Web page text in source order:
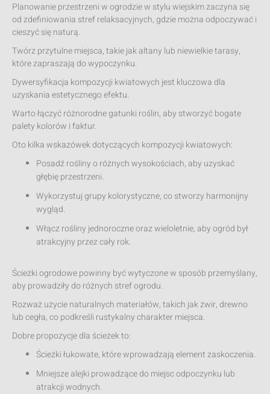
Planowanie przestrzeni w ogrodzie w stylu wiejskim zaczyna się
od zdefiniowania stref relaksacyjnych, gdzie można odpoczywać i
cieszyć się naturą.
Twórz przytulne miejsca, takie jak altany lub niewielkie tarasy,
które zapraszają do wypoczynku.
Dywersyfikacja kompozycji kwiatowych jest kluczowa dla
uzyskania estetycznego efektu.
Warto łączyć różnorodne gatunki roślin, aby stworzyć bogate
palety kolorów i faktur.
Oto kilka wskazówek dotyczących kompozycji kwiatowych:
Posadź rośliny o różnych wysokościach, aby uzyskać
głębię przestrzeni.
Wykorzystuj grupy kolorystyczne, co stworzy harmonijny
wygląd.
Włącz rośliny jednoroczne oraz wieloletnie, aby ogród był
atrakcyjny przez cały rok.
Ścieżki ogrodowe powinny być wytyczone w sposób przemyślany,
aby prowadziły do różnych stref ogrodu.
Rozważ użycie naturalnych materiałów, takich jak żwir, drewno
lub cegła, co podkreśli rustykalny charakter miejsca.
Dobre propozycje dla ścieżek to:
Ścieżki łukowate, które wprowadzają element zaskoczenia.
Mniejsze alejki prowadzące do miejsc odpoczynku lub
atrakcji wodnych.